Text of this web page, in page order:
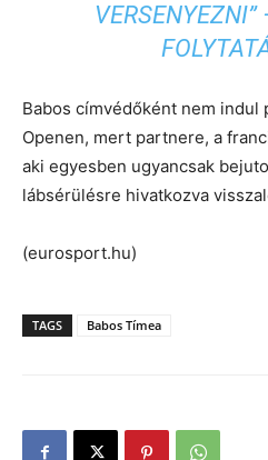
Babos címvédőként nem indul
Openen, mert partnere, a
aki egyesben ugyancsak
lábsérülésre hivatkozva
(eurosport.hu)
TAGS Babos Tímea